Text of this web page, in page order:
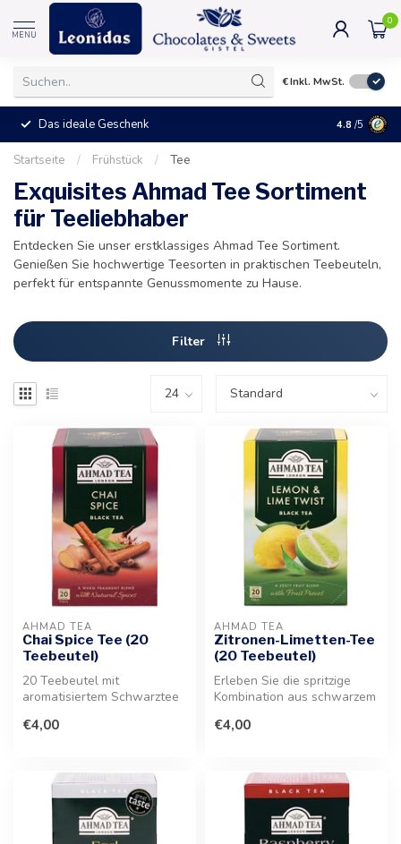
MENU
0
€Inkl. MwSt.
Das ideale Geschenk 4.8 /5
Startseite / Frühstück / Tee
Exquisites Ahmad Tee Sortiment
für Teeliebhaber
Entdecken Sie unser erstklassiges Ahmad Tee Sortiment.
Genießen Sie hochwertige Teesorten in praktischen Teebeuteln,
perfekt für entspannte Genussmomente zu Hause.
Filter
AHMAD TEA
Chai Spice Tee (20
Teebeutel)
20 Teebeutel mit
aromatisiertem Schwarztee
Eine wärmen...
€4,00
AHMAD TEA
Zitronen-Limetten-Tee
(20 Teebeutel)
Erleben Sie die spritzige
Kombination aus schwarzem
und...
€4,00